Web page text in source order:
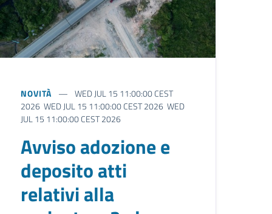
NOVITÀ
WED JUL 15 11:00:00 CEST
2026 WED JUL 15 11:00:00 CEST 2026 WED
JUL 15 11:00:00 CEST 2026
Avviso adozione e
deposito atti
relativi alla